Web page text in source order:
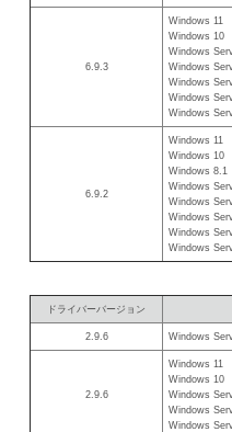
6.9.3
Windows 11
Windows 10
Windows
Windows
Windows
Windows
Windows
6.9.2
Windows 11
Windows 10
Windows 8.1
Windows
Windows
Windows
Windows
Windows
ドライバーバージョン
2.9.6 Windows
2.9.6
Windows 11
Windows 10
Windows
Windows
Windows